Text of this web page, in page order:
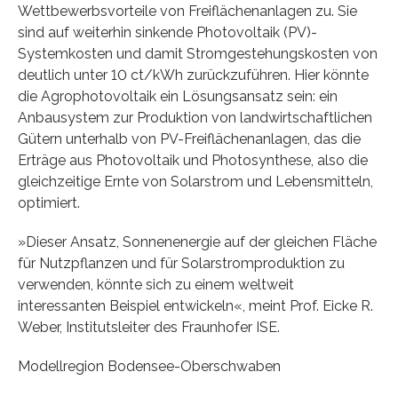
Wettbewerbsvorteile von Freiflächenanlagen zu. Sie
sind auf weiterhin sinkende Photovoltaik (PV)-
Systemkosten und damit Stromgestehungskosten von
deutlich unter 10 ct/kWh zurückzuführen. Hier könnte
die Agrophotovoltaik ein Lösungsansatz sein: ein
Anbausystem zur Produktion von landwirtschaftlichen
Gütern unterhalb von PV-Freiflächenanlagen, das die
Erträge aus Photovoltaik und Photosynthese, also die
gleichzeitige Ernte von Solarstrom und Lebensmitteln,
optimiert.
»Dieser Ansatz, Sonnenenergie auf der gleichen Fläche
für Nutzpflanzen und für Solarstromproduktion zu
verwenden, könnte sich zu einem weltweit
interessanten Beispiel entwickeln«, meint Prof. Eicke R.
Weber, Institutsleiter des Fraunhofer ISE.
Modellregion Bodensee-Oberschwaben